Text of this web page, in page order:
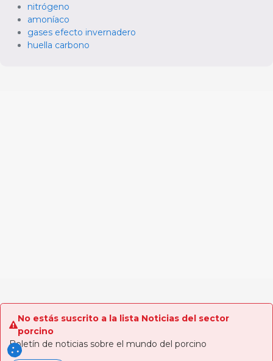
nitrógeno
amoníaco
gases efecto invernadero
huella carbono
No estás suscrito a la lista Noticias del sector
porcino
Boletín de noticias sobre el mundo del porcino